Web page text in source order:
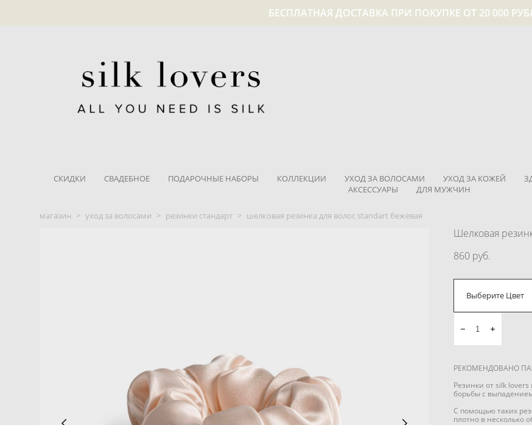
БЕСПЛАТНАЯ ДОСТАВКА ПРИ ПОКУПКЕ ОТ 20 000
СКИДКИ СВАДЕБНОЕ ПОДАРОЧНЫЕ НАБОРЫ КОЛЛЕКЦИИ УХОД ЗА ВОЛОСАМИ УХОД ЗА КОЖЕЙ
АКСЕССУАРЫ
ДЛЯ МУЖЧИН
магазин > уход за волосами > резинки стандарт > шелковая резинка для волос standart бежевая
Шелковая
860 pуб.
Выберите Цвет
РЕКОМЕНДОВАНО
Резинки от silk
борьбы с
С помощью таких
плотно в несколько